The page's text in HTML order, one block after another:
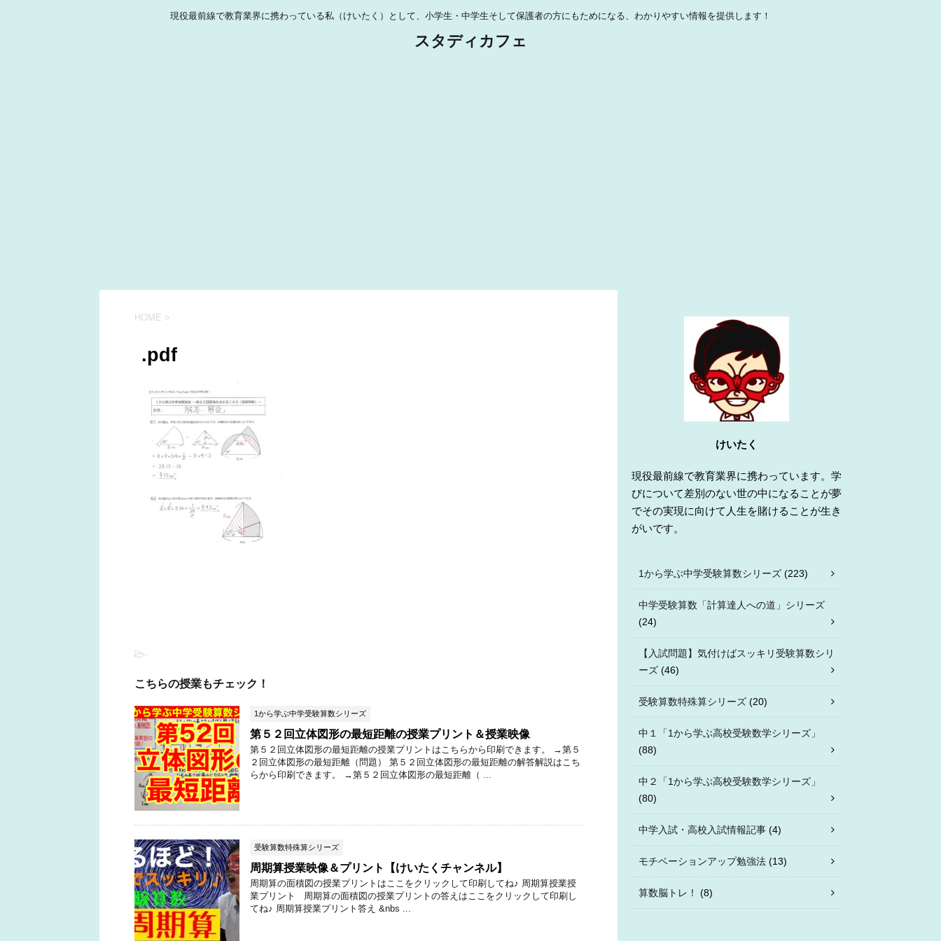
現役最前線で教育業界に携わっている私（けいたく）として、小学生・中学生そして保護者の方にもためになる、わかりやすい情報を提供します！
スタディカフェ
HOME >
.pdf
-
こちらの授業もチェック！
1から学ぶ中学受験算数シリーズ
第５２回立体図形の最短距離の授業プリント＆授業映像
第５２回立体図形の最短距離の授業プリントはこちらから印刷できます。 →第５
２回立体図形の最短距離（問題） 第５２回立体図形の最短距離の解答解説はこち
らから印刷できます。 →第５２回立体図形の最短距離（ ...
受験算数特殊算シリーズ
周期算授業映像＆プリント【けいたくチャンネル】
周期算の面積図の授業プリントはここをクリックして印刷してね♪ 周期算授業授
業プリント 周期算の面積図の授業プリントの答えはここをクリックして印刷し
てね♪ 周期算授業プリント答え &nbs ...
けいたく
現役最前線で教育業界に携わっています。学
びについて差別のない世の中になることが夢
でその実現に向けて人生を賭けることが生き
がいです。
1から学ぶ中学受験算数シリーズ (223)
中学受験算数「計算達人への道」シリーズ
(24)
【入試問題】気付けばスッキリ受験算数シリ
ーズ (46)
受験算数特殊算シリーズ (20)
中１「1から学ぶ高校受験数学シリーズ」
(88)
中２「1から学ぶ高校受験数学シリーズ」
(80)
中学入試・高校入試情報記事 (4)
モチベーションアップ勉強法 (13)
算数脳トレ！ (8)